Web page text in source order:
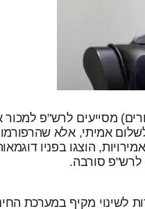
מסייעים לרש"פ למכור
אמיתי, אלא
הוצגו בפניו
לרש"פ סורבה.
בחנה אפשרות לשינוי מקיף במערכת